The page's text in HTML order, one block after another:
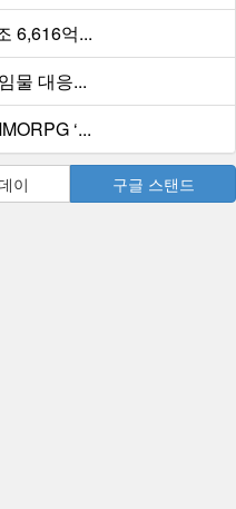
6,616억...
물 대응...
‘...
이 구글 스탠드